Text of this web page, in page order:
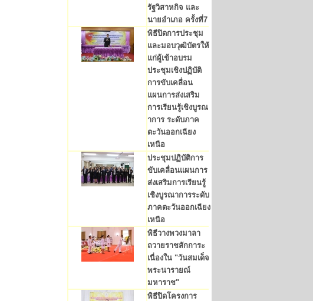
รัฐวิสาหกิจ และ
นายอำเภอ ครั้งที่7
พิธีปิดการประชุม
และมอบวุฒิบัตรให้
แก่ผู้เข้าอบรม
ประชุมเชิงปฏิบัติ
การขับเคลื่อน
แผนการส่งเสริม
การเรียนรู้เชิงบูรณ
าการ ระดับภาค
ตะวันออกเฉียง
เหนือ
ประชุมปฏิบัติการ
ขับเคลื่อนแผนการ
ส่งเสริมการเรียนรู้
เชิงบูรณาการระดับ
ภาคตะวันออกเฉียง
เหนือ
พิธีวางพวงมาลา
ถวายราชสักการะ
เนื่องใน "วันสมเด็จ
พระนารายณ์
มหาราช"
พิธีปิดโครงการ